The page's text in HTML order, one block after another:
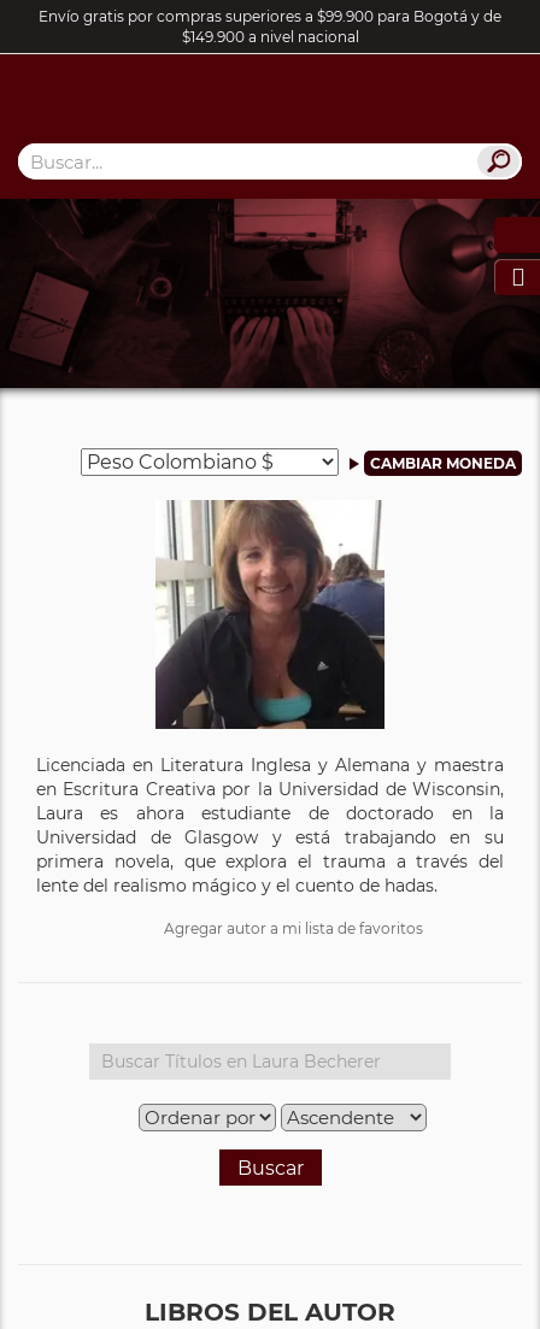
Envío gratis por compras superiores a $99.900 para Bogotá y de
$149.900 a nivel nacional

Licenciada en Literatura Inglesa y Alemana y maestra
en Escritura Creativa por la Universidad de Wisconsin,
Laura es ahora estudiante de doctorado en la
Universidad de Glasgow y está trabajando en su
primera novela, que explora el trauma a través del
lente del realismo mágico y el cuento de hadas.
Agregar autor a mi lista de favoritos
Buscar
LIBROS DEL AUTOR